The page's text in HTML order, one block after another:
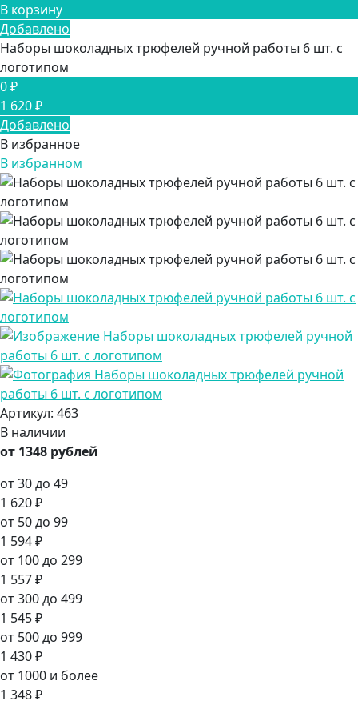
В корзину
Добавлено
Наборы шоколадных трюфелей ручной работы 6 шт. с
логотипом
0 ₽
1 620 ₽
Добавлено
В избранное
В избранном
Артикул: 463
В наличии
от 1348 рублей
от 30 до 49
1 620 ₽
от 50 до 99
1 594 ₽
от 100 до 299
1 557 ₽
от 300 до 499
1 545 ₽
от 500 до 999
1 430 ₽
от 1000 и более
1 348 ₽